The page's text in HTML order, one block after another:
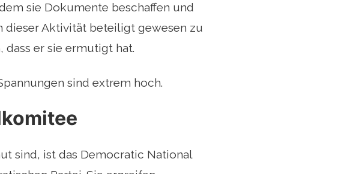
sie Dokumente beschaffen und
dieser Aktivität beteiligt gewesen zu
dass er sie ermutigt hat.
sind extrem hoch.
sind, ist das Democratic National